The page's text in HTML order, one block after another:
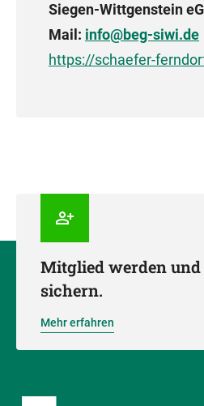
Siegen-Wittgenstein eG
Mail: info@beg-siwi.de
https://schaefer-
Mitglied werden und
sichern.
Mehr erfahren